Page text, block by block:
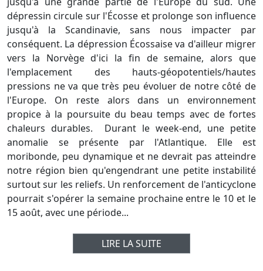
dépressin circule sur l'Écosse et prolonge son influence
jusqu'à la Scandinavie, sans nous impacter par
conséquent. La dépression Écossaise va d'ailleur migrer
vers la Norvège d'ici la fin de semaine, alors que
l'emplacement des hauts-géopotentiels/hautes
pressions ne va que très peu évoluer de notre côté de
l'Europe. On reste alors dans un environnement
propice à la poursuite du beau temps avec de fortes
chaleurs durables. Durant le week-end, une petite
anomalie se présente par l'Atlantique. Elle est
moribonde, peu dynamique et ne devrait pas atteindre
notre région bien qu'engendrant une petite instabilité
surtout sur les reliefs. Un renforcement de l'anticyclone
pourrait s'opérer la semaine prochaine entre le 10 et le
15 août, avec une période...
LIRE LA SUITE